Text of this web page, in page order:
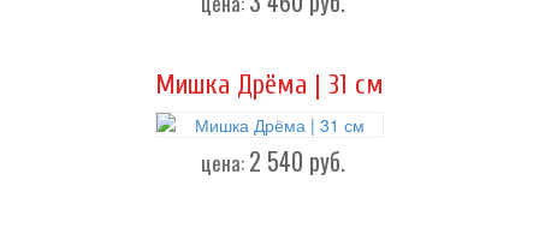
Мишка Дрёма | 31 см
цена: 2 540 руб.